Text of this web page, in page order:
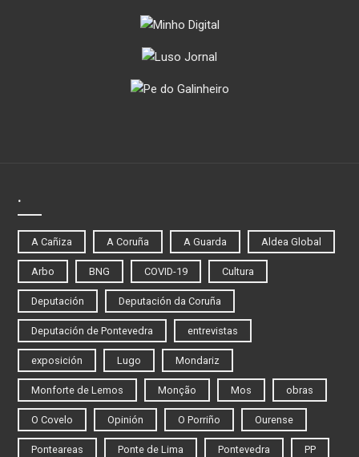
.
A Cañiza A Coruña A Guarda Aldea Global
Arbo BNG COVID-19 Cultura
Deputación Deputación da Coruña
Deputación de Pontevedra entrevistas
exposición Lugo Mondariz
Monforte de Lemos Monção Mos obras
O Covelo Opinión O Porriño Ourense
Ponteareas Ponte de Lima Pontevedra PP